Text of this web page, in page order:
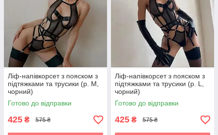
Ліф-напівкорсет з пояском з
підтяжками та трусики (р. М,
чорний)
Готово до відправки
425 ₴ 575 ₴
Ліф-напівкорсет з пояском з
підтяжками та трусики (р. L,
чорний)
Готово до відправки
425 ₴ 575 ₴